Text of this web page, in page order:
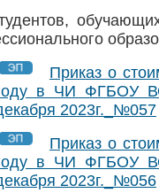
Приказ о
в ЧИ ФГБОУ
2023г._№057
Приказ о
в ЧИ ФГБОУ
2023г._№056